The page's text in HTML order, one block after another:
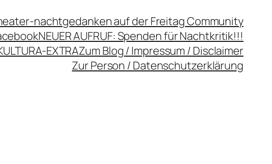
nachtgedanken auf der Freitag Community
NEUER AUFRUF: Spenden für Nachtkritik!!!
EXTRAZum Blog / Impressum / Disclaimer
Zur Person / Datenschutzerklärung